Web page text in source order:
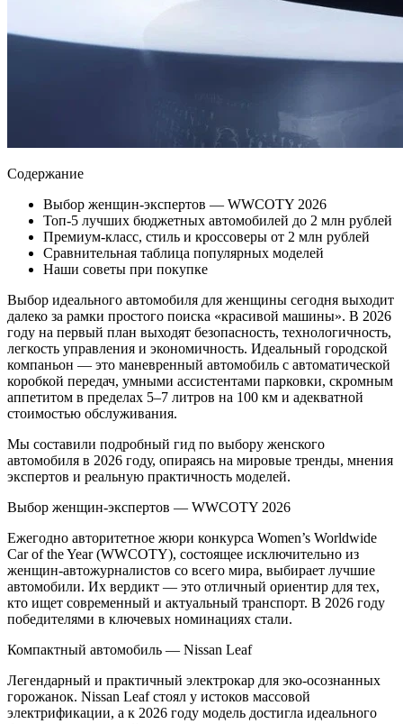
Содержание
Выбор женщин-экспертов — WWCOTY 2026
Топ-5 лучших бюджетных автомобилей до 2 млн рублей
Премиум-класс, стиль и кроссоверы от 2 млн рублей
Сравнительная таблица популярных моделей
Наши советы при покупке
Выбор идеального автомобиля для женщины сегодня выходит
далеко за рамки простого поиска «красивой машины». В 2026
году на первый план выходят безопасность, технологичность,
легкость управления и экономичность. Идеальный городской
компаньон — это маневренный автомобиль с автоматической
коробкой передач, умными ассистентами парковки, скромным
аппетитом в пределах 5–7 литров на 100 км и адекватной
стоимостью обслуживания.
Мы составили подробный гид по выбору женского
автомобиля в 2026 году, опираясь на мировые тренды, мнения
экспертов и реальную практичность моделей.
Выбор женщин-экспертов — WWCOTY 2026
Ежегодно авторитетное жюри конкурса Women’s Worldwide
Car of the Year (WWCOTY), состоящее исключительно из
женщин-автожурналистов со всего мира, выбирает лучшие
автомобили. Их вердикт — это отличный ориентир для тех,
кто ищет современный и актуальный транспорт. В 2026 году
победителями в ключевых номинациях стали.
Компактный автомобиль — Nissan Leaf
Легендарный и практичный электрокар для эко-осознанных
горожанок. Nissan Leaf стоял у истоков массовой
электрификации, а к 2026 году модель достигла идеального